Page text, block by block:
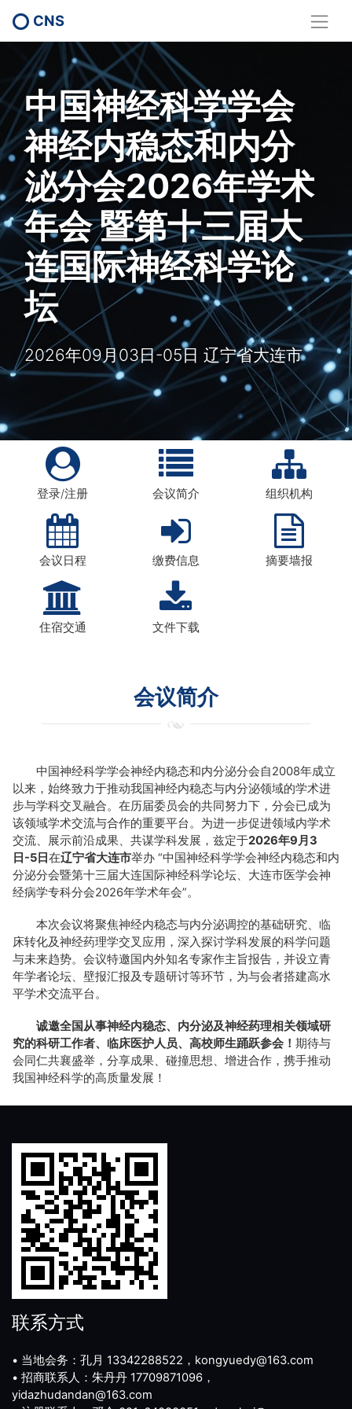
CNS
中国神经科学学会
神经内稳态和内分
泌分会2026年学术
年会 暨第十三届大
连国际神经科学论
坛
2026年09月03日-05日 辽宁省大连市
登录/注册 会议简介 组织机构
会议日程 缴费信息 摘要墙报
住宿交通 文件下载
会议简介
中国神经科学学会神经内稳态和内分泌分会自2008年成立
以来，始终致力于推动我国神经内稳态与内分泌领域的学术进
步与学科交叉融合。在历届委员会的共同努力下，分会已成为
该领域学术交流与合作的重要平台。为进一步促进领域内学术
交流、展示前沿成果、共谋学科发展，兹定于2026年9月3
日 -5 日在辽宁省大连市举办 “中国神经科学学会神经内稳态和内
分泌分会暨第十三届大连国际神经科学论坛、大连市医学会神
经病学专科分会2026年学术年会”。
本次会议将聚焦神经内稳态与内分泌调控的基础研究、临
床转化及神经药理学交叉应用，深入探讨学科发展的科学问题
与未来趋势。会议特邀国内外知名专家作主旨报告，并设立青
年学者论坛、壁报汇报及专题研讨等环节，为与会者搭建高水
平学术交流平台。
诚邀全国从事神经内稳态、内分泌及神经药理相关领域研
究的科研工作者、临床医护人员、高校师生踊跃参会！期待与
会同仁共襄盛举，分享成果、碰撞思想、增进合作，携手推动
我国神经科学的高质量发展！
联系方式
• 当地会务：孔月 13342288522，kongyuedy@163.com
• 招商联系人：朱丹丹 17709871096，
yidazhudandan@163.com